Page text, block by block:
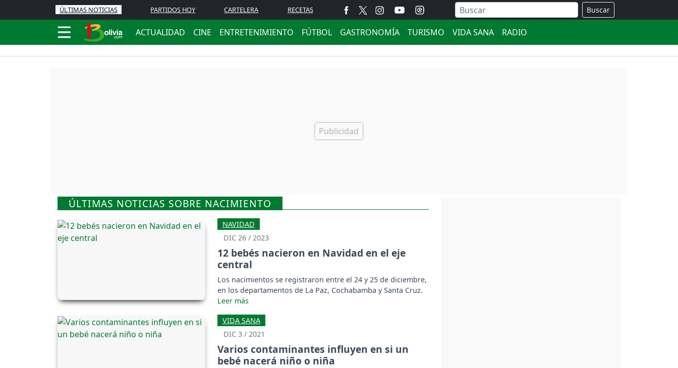
ÚLTIMAS NOTICIAS PARTIDOS HOY CARTELERA RECETAS Buscar
ACTUALIDAD CINE ENTRETENIMIENTO FÚTBOL GASTRONOMÍA TURISMO VIDA SANA RADIO
ÚLTIMAS NOTICIAS SOBRE NACIMIENTO
NAVIDAD
DIC 26 / 2023
12 bebés nacieron en Navidad en el eje
central
Los nacimientos se registraron entre el 24 y 25 de diciembre,
en los departamentos de La Paz, Cochabamba y Santa Cruz.
VIDA SANA
DIC 3 / 2021
Varios contaminantes influyen en si un
bebé nacerá niño o niña